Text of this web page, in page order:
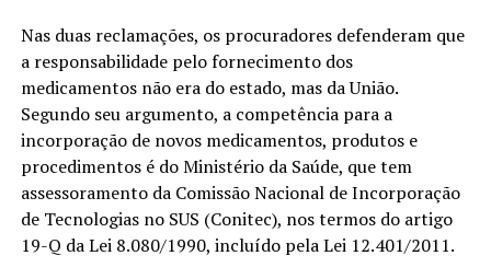
Nas duas reclamações, os procuradores defenderam que
a responsabilidade pelo fornecimento dos
medicamentos não era do estado, mas da União.
Segundo seu argumento, a competência para a
incorporação de novos medicamentos, produtos e
procedimentos é do Ministério da Saúde, que tem
assessoramento da Comissão Nacional de Incorporação
de Tecnologias no SUS (Conitec), nos termos do artigo
19-Q da Lei 8.080/1990, incluído pela Lei 12.401/2011.